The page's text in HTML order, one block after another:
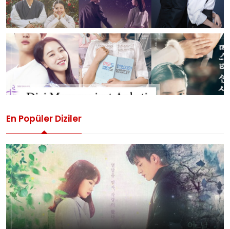
En Popüler Diziler